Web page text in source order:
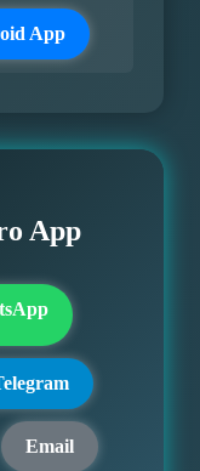
App
App
Email